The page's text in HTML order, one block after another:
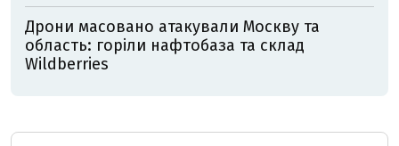
Дрони масовано атакували Москву та
область: горіли нафтобаза та склад
Wildberries